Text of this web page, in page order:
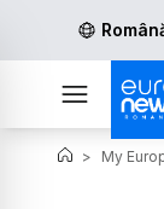
> My